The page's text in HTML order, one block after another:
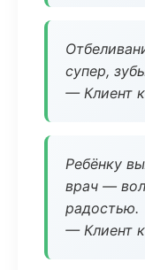
супер,
— Клиент
Ребёнку
врач —
радостью.
— Клиент